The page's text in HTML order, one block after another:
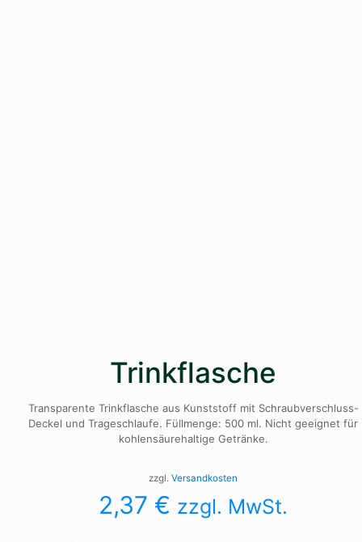
Trinkflasche
Transparente Trinkflasche aus Kunststoff mit Schraubverschluss-
Deckel und Trageschlaufe. Füllmenge: 500 ml. Nicht geeignet für
kohlensäurehaltige Getränke.
zzgl. Versandkosten
2,37 € zzgl. MwSt.